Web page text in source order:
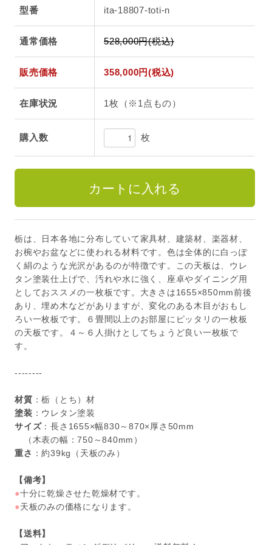
型番 ita-18807-toti-n
通常価格 528,000円(税込)
販売価格 358,000円(税込)
在庫状況 1枚（※1点もの）
購入数 枚
栃は、日本各地に分布していて家具材、建築材、楽器材、
お椀やお盆などに使われる材料です。色は全体的に白っぽ
く絹のような光沢があるのが特徴です。この天板は、ウレ
タン塗装仕上げで、汚れや水に強く、座卓やダイニング用
としておススメの一枚板です。大きさは1655×850mm前後
あり、埋め木などがありますが、変化のある木目がおもし
ろい一枚板です。６畳間以上のお部屋にピッタリの一枚板
の天板です。４～６人掛けとしてちょうど良い一枚板で
す。
--------
材質 ：栃（とち）材
塗装 ：ウレタン塗装
サイズ：長さ1655×幅830～870×厚さ50mm
（木表の幅：750～840mm）
重さ ：約39kg（天板のみ）
【備考】
●十分に乾燥させた乾燥材です。
●天板のみの価格になります。
【送料】